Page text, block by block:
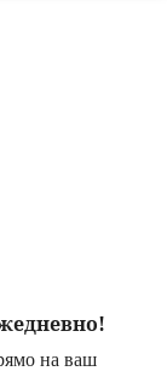
на ваш